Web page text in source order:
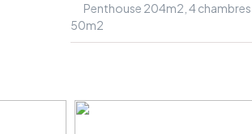
Penthouse 204m2, 4
50m2